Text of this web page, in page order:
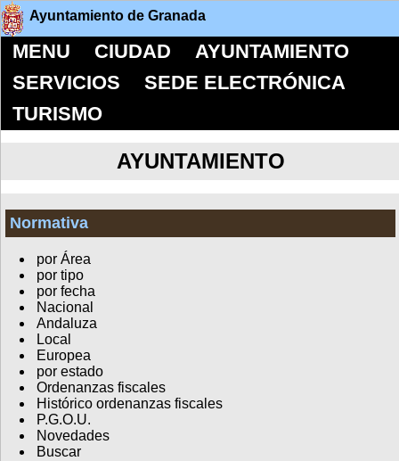
Ayuntamiento de Granada
MENU CIUDAD
AYUNTAMIENTO
SERVICIOS
SEDE ELECTRÓNICA
TURISMO
AYUNTAMIENTO
Normativa
por Área
por tipo
por fecha
Nacional
Andaluza
Local
Europea
por estado
Ordenanzas fiscales
Histórico ordenanzas fiscales
P.G.O.U.
Novedades
Buscar